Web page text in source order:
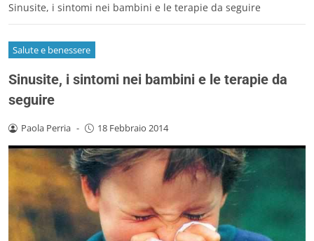
Sinusite, i sintomi nei bambini e le terapie da seguire
Salute e benessere
Sinusite, i sintomi nei bambini e le terapie da
seguire
Paola Perria - 18 Febbraio 2014